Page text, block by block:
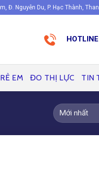
Đ. Nguyễn Du, P. Hạc Thành,
EM ĐO THỊ LỰC TIN